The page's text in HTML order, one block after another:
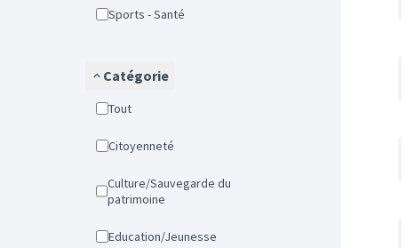
Sports - Santé
Catégorie
Tout
Citoyenneté
Culture/Sauvegarde du
patrimoine
Education/Jeunesse